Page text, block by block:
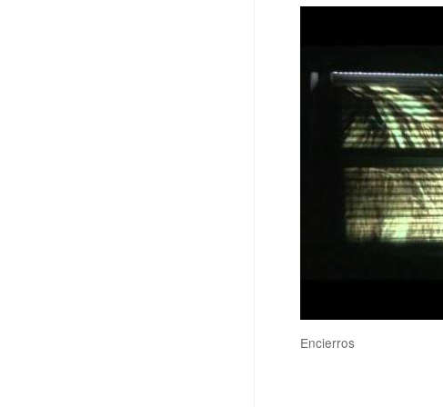
Encierros